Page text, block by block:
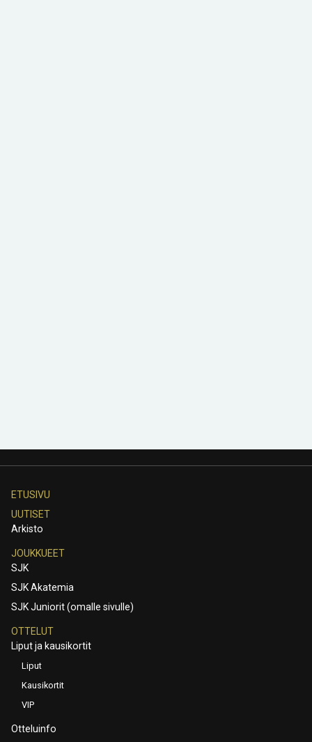
ETUSIVU
UUTISET
Arkisto
JOUKKUEET
SJK
SJK Akatemia
SJK Juniorit (omalle sivulle)
OTTELUT
Liput ja kausikortit
Liput
Kausikortit
VIP
Otteluinfo